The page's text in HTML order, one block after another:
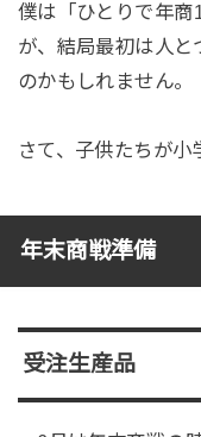
僕は「ひとりで年商
が、結局最初は人と
のかもしれません。
さて、子供たちが小
年末商戦準備
受注生産品